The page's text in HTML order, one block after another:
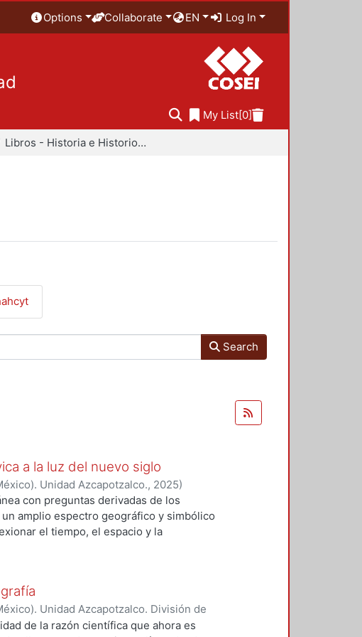
Options Collaborate EN Log In
My List[0]
Libros - Historia e Historiografía
Search
a la luz del nuevo siglo
Unidad Azcapotzalco., 2025)
SUSI WENDOLIN;Armenta Alvarado,
;Corona Ochoa, Aysleth ;Hernández
Margarita;Pappe, Silvia
con preguntas derivadas de los
amplio espectro geográfico y simbólico
el tiempo, el espacio y la
en términos geográficos que
ciertos acontecimientos del pasado
Nación, entendiendo siempre que
de doscientos años de expresiones
Unidad Azcapotzalco. División de
Hartog, François;Villacañas Berlanga,
de la razón científica que ahora es